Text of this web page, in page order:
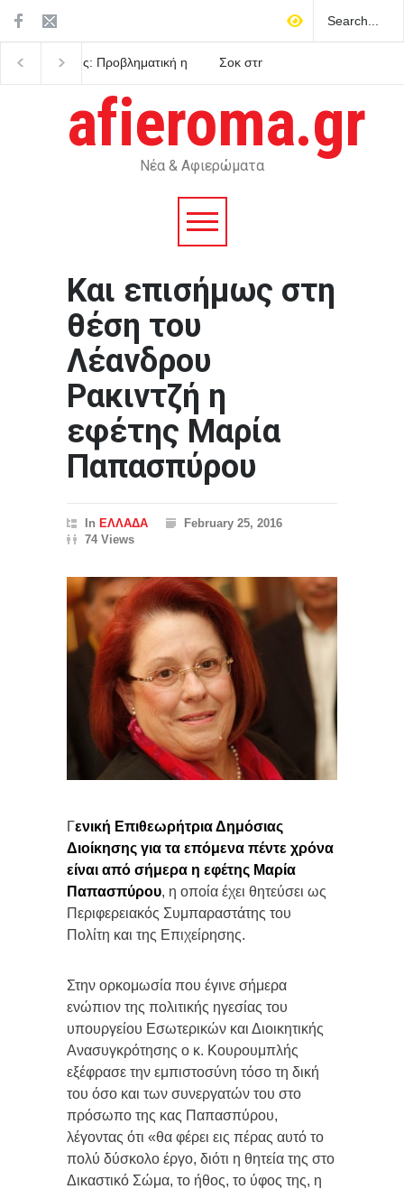
Σοκ στην Κρήτη: Τουρίστας
afieroma.gr
Νέα & Αφιερώματα
Και επισήμως στη
θέση του
Λέανδρου
Ρακιντζή η
εφέτης Μαρία
Παπασπύρου
In ΕΛΛΑΔΑ
February 25, 2016
74 Views
Γενική Επιθεωρήτρια Δημόσιας
Διοίκησης για τα επόμενα πέντε χρόνα
είναι από σήμερα η εφέτης Μαρία
Παπασπύρου, η οποία έχει θητεύσει ως
Περιφερειακός Συμπαραστάτης του
Πολίτη και της Επιχείρησης.
Στην ορκομωσία που έγινε σήμερα
ενώπιον της πολιτικής ηγεσίας του
υπουργείου Εσωτερικών και Διοικητικής
Ανασυγκρότησης ο κ. Κουρουμπλής
εξέφρασε την εμπιστοσύνη τόσο τη δική
του όσο και των συνεργατών του στο
πρόσωπο της κας Παπασπύρου,
λέγοντας ότι «θα φέρει εις πέρας αυτό το
πολύ δύσκολο έργο, διότι η θητεία της στο
Δικαστικό Σώμα, το ήθος, το ύφος της, η